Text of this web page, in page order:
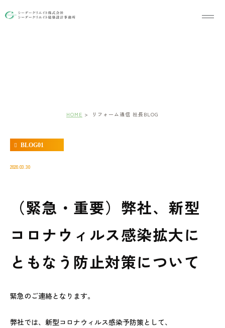
HOME リフォーム通信 社長BLOG
BLOG01
2020.03.30
（緊急・重要）弊社、新型
コロナウィルス感染拡大に
ともなう防止対策について
緊急のご連絡となります。
弊社では、新型コロナウィルス感染予防策として、